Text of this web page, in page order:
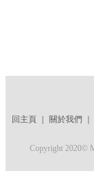
回主頁｜ 關於我們
Copyright 2020©